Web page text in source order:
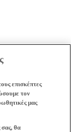
επισκέπτες
τον
μας
σας, θα